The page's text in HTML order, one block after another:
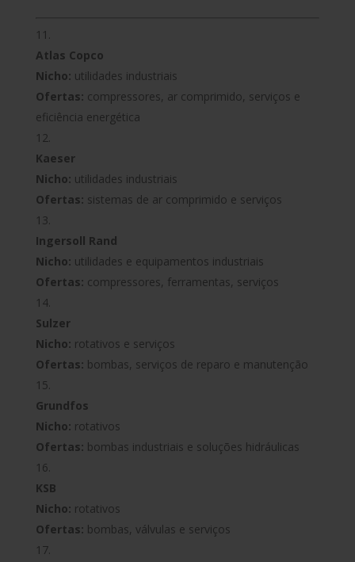
Atlas Copco
Nicho: utilidades industriais
Ofertas: compressores, ar comprimido, serviços e
eficiência energética
Kaeser
Nicho: utilidades industriais
Ofertas: sistemas de ar comprimido e serviços
Ingersoll Rand
Nicho: utilidades e equipamentos industriais
Ofertas: compressores, ferramentas, serviços
Sulzer
Nicho: rotativos e serviços
Ofertas: bombas, serviços de reparo e manutenção
Grundfos
Nicho: rotativos
Ofertas: bombas industriais e soluções hidráulicas
KSB
Nicho: rotativos
Ofertas: bombas, válvulas e serviços